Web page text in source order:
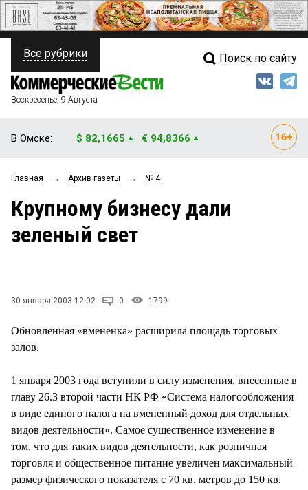
ПОЛИТИКА
ФИНАНСЫ
ОБЩЕСТВО
ЗАКОН
СТИЛЬ ЖИЗНИ
Свежий выпуск
Рейтинги
Все рубрики Поиск по сайту
Воскресенье, 9 Августа
В Омске: $ 82,1665 € 94,8366
Главная → Архив газеты → № 4
Крупному бизнесу дали
зеленый свет
30 января 2003 12:02 0 1799
Обновленная «вмененка» расширила площадь торговых
залов.
1 января 2003 года вступили в силу изменения, внесенные в
главу 26.3 второй части НК РФ «Система налогообложения
в виде единого налога на вмененный доход для отдельных
видов деятельности». Самое существенное изменение в
том, что для таких видов деятельности, как розничная
торговля и общественное питание увеличен максимальный
размер физического показателя с 70 кв. метров до 150 кв.